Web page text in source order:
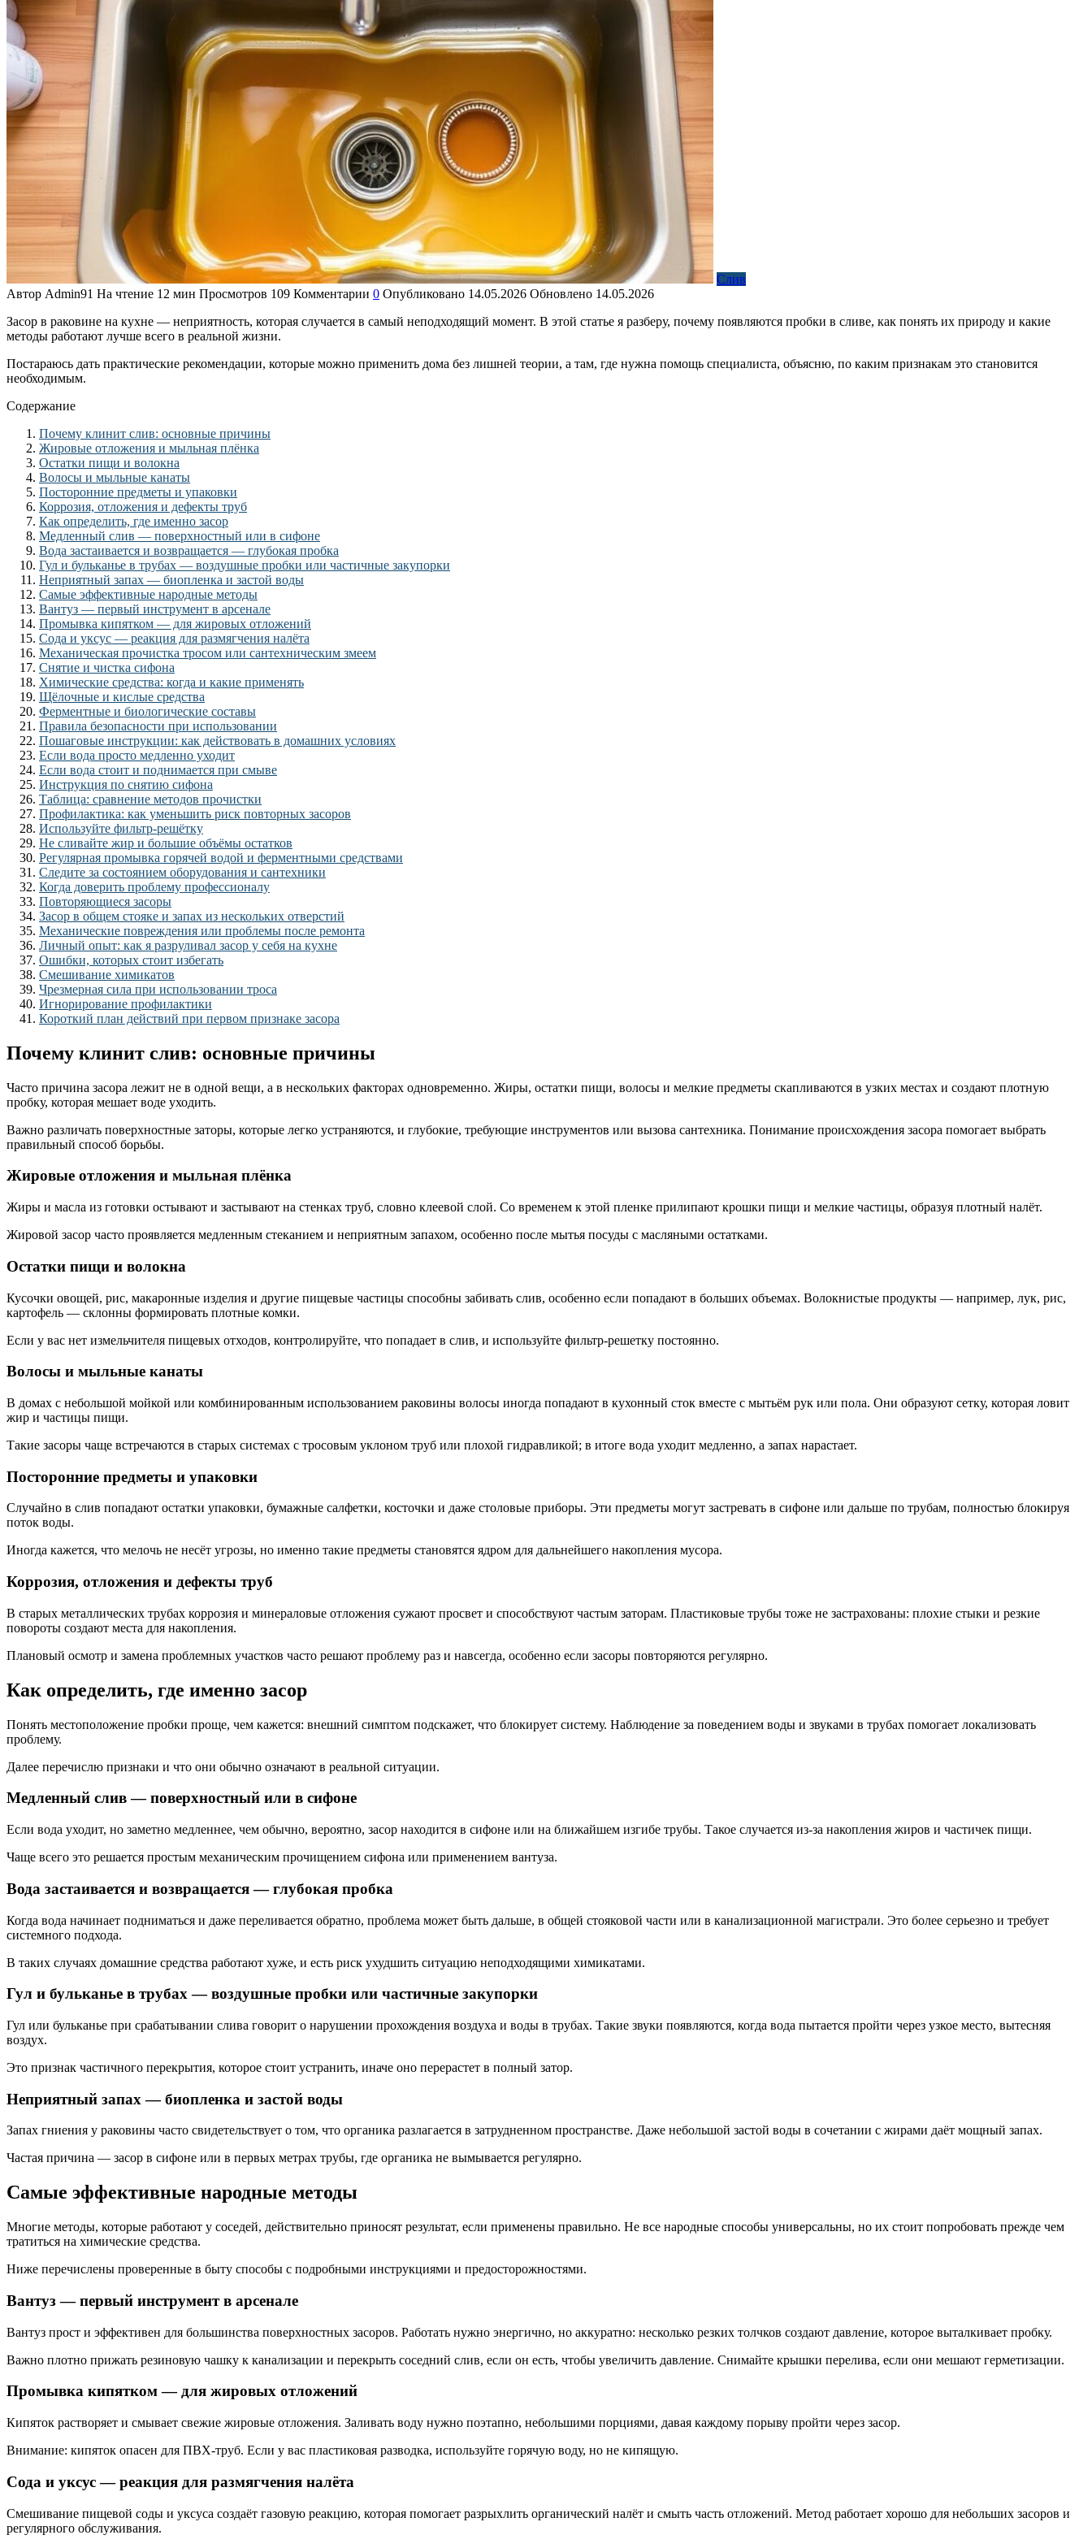
Слив
Автор Admin91 На чтение 12 мин Просмотров 109 Комментарии 0 Опубликовано 14.05.2026 Обновлено 14.05.2026
Засор в раковине на кухне — неприятность, которая случается в самый неподходящий момент. В этой статье я разберу, почему появляются пробки в сливе, как понять их природу и какие
методы работают лучше всего в реальной жизни.
Постараюсь дать практические рекомендации, которые можно применить дома без лишней теории, а там, где нужна помощь специалиста, объясню, по каким признакам это становится
необходимым.
Содержание
Почему клинит слив: основные причины
Жировые отложения и мыльная плёнка
Остатки пищи и волокна
Волосы и мыльные канаты
Посторонние предметы и упаковки
Коррозия, отложения и дефекты труб
Как определить, где именно засор
Медленный слив — поверхностный или в сифоне
Вода застаивается и возвращается — глубокая пробка
Гул и бульканье в трубах — воздушные пробки или частичные закупорки
Неприятный запах — биопленка и застой воды
Самые эффективные народные методы
Вантуз — первый инструмент в арсенале
Промывка кипятком — для жировых отложений
Сода и уксус — реакция для размягчения налёта
Механическая прочистка тросом или сантехническим змеем
Снятие и чистка сифона
Химические средства: когда и какие применять
Щёлочные и кислые средства
Ферментные и биологические составы
Правила безопасности при использовании
Пошаговые инструкции: как действовать в домашних условиях
Если вода просто медленно уходит
Если вода стоит и поднимается при смыве
Инструкция по снятию сифона
Таблица: сравнение методов прочистки
Профилактика: как уменьшить риск повторных засоров
Используйте фильтр-решётку
Не сливайте жир и большие объёмы остатков
Регулярная промывка горячей водой и ферментными средствами
Следите за состоянием оборудования и сантехники
Когда доверить проблему профессионалу
Повторяющиеся засоры
Засор в общем стояке и запах из нескольких отверстий
Механические повреждения или проблемы после ремонта
Личный опыт: как я разруливал засор у себя на кухне
Ошибки, которых стоит избегать
Смешивание химикатов
Чрезмерная сила при использовании троса
Игнорирование профилактики
Короткий план действий при первом признаке засора
Почему клинит слив: основные причины
Часто причина засора лежит не в одной вещи, а в нескольких факторах одновременно. Жиры, остатки пищи, волосы и мелкие предметы скапливаются в узких местах и создают плотную
пробку, которая мешает воде уходить.
Важно различать поверхностные заторы, которые легко устраняются, и глубокие, требующие инструментов или вызова сантехника. Понимание происхождения засора помогает выбрать
правильный способ борьбы.
Жировые отложения и мыльная плёнка
Жиры и масла из готовки остывают и застывают на стенках труб, словно клеевой слой. Со временем к этой пленке прилипают крошки пищи и мелкие частицы, образуя плотный налёт.
Жировой засор часто проявляется медленным стеканием и неприятным запахом, особенно после мытья посуды с масляными остатками.
Остатки пищи и волокна
Кусочки овощей, рис, макаронные изделия и другие пищевые частицы способны забивать слив, особенно если попадают в больших объемах. Волокнистые продукты — например, лук, рис,
картофель — склонны формировать плотные комки.
Если у вас нет измельчителя пищевых отходов, контролируйте, что попадает в слив, и используйте фильтр-решетку постоянно.
Волосы и мыльные канаты
В домах с небольшой мойкой или комбинированным использованием раковины волосы иногда попадают в кухонный сток вместе с мытьём рук или пола. Они образуют сетку, которая ловит
жир и частицы пищи.
Такие засоры чаще встречаются в старых системах с тросовым уклоном труб или плохой гидравликой; в итоге вода уходит медленно, а запах нарастает.
Посторонние предметы и упаковки
Случайно в слив попадают остатки упаковки, бумажные салфетки, косточки и даже столовые приборы. Эти предметы могут застревать в сифоне или дальше по трубам, полностью блокируя
поток воды.
Иногда кажется, что мелочь не несёт угрозы, но именно такие предметы становятся ядром для дальнейшего накопления мусора.
Коррозия, отложения и дефекты труб
В старых металлических трубах коррозия и минераловые отложения сужают просвет и способствуют частым заторам. Пластиковые трубы тоже не застрахованы: плохие стыки и резкие
повороты создают места для накопления.
Плановый осмотр и замена проблемных участков часто решают проблему раз и навсегда, особенно если засоры повторяются регулярно.
Как определить, где именно засор
Понять местоположение пробки проще, чем кажется: внешний симптом подскажет, что блокирует систему. Наблюдение за поведением воды и звуками в трубах помогает локализовать
проблему.
Далее перечислю признаки и что они обычно означают в реальной ситуации.
Медленный слив — поверхностный или в сифоне
Если вода уходит, но заметно медленнее, чем обычно, вероятно, засор находится в сифоне или на ближайшем изгибе трубы. Такое случается из-за накопления жиров и частичек пищи.
Чаще всего это решается простым механическим прочищением сифона или применением вантуза.
Вода застаивается и возвращается — глубокая пробка
Когда вода начинает подниматься и даже переливается обратно, проблема может быть дальше, в общей стояковой части или в канализационной магистрали. Это более серьезно и требует
системного подхода.
В таких случаях домашние средства работают хуже, и есть риск ухудшить ситуацию неподходящими химикатами.
Гул и бульканье в трубах — воздушные пробки или частичные закупорки
Гул или бульканье при срабатывании слива говорит о нарушении прохождения воздуха и воды в трубах. Такие звуки появляются, когда вода пытается пройти через узкое место, вытесняя
воздух.
Это признак частичного перекрытия, которое стоит устранить, иначе оно перерастет в полный затор.
Неприятный запах — биопленка и застой воды
Запах гниения у раковины часто свидетельствует о том, что органика разлагается в затрудненном пространстве. Даже небольшой застой воды в сочетании с жирами даёт мощный запах.
Частая причина — засор в сифоне или в первых метрах трубы, где органика не вымывается регулярно.
Самые эффективные народные методы
Многие методы, которые работают у соседей, действительно приносят результат, если применены правильно. Не все народные способы универсальны, но их стоит попробовать прежде чем
тратиться на химические средства.
Ниже перечислены проверенные в быту способы с подробными инструкциями и предосторожностями.
Вантуз — первый инструмент в арсенале
Вантуз прост и эффективен для большинства поверхностных засоров. Работать нужно энергично, но аккуратно: несколько резких толчков создают давление, которое выталкивает пробку.
Важно плотно прижать резиновую чашку к канализации и перекрыть соседний слив, если он есть, чтобы увеличить давление. Снимайте крышки перелива, если они мешают герметизации.
Промывка кипятком — для жировых отложений
Кипяток растворяет и смывает свежие жировые отложения. Заливать воду нужно поэтапно, небольшими порциями, давая каждому порыву пройти через засор.
Внимание: кипяток опасен для ПВХ-труб. Если у вас пластиковая разводка, используйте горячую воду, но не кипящую.
Сода и уксус — реакция для размягчения налёта
Смешивание пищевой соды и уксуса создаёт газовую реакцию, которая помогает разрыхлить органический налёт и смыть часть отложений. Метод работает хорошо для небольших засоров и
регулярного обслуживания.